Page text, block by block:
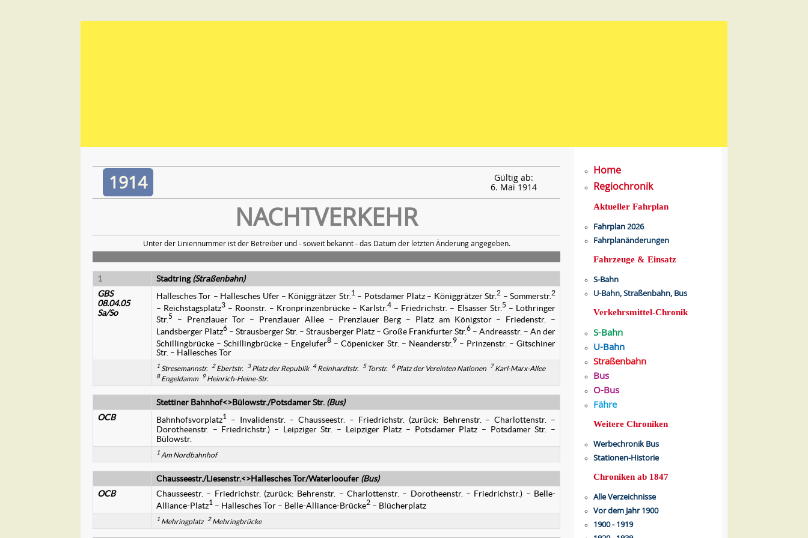
1914
Gültig ab:
6. Mai 1914
NACHTVERKEHR
Unter der Liniennummer ist der Betreiber und - soweit bekannt - das Datum der letzten Änderung angegeben.
1 Stadtring(Straßenbahn)
GBS
08.04.05
Sa/So
Hallesches Tor – Hallesches Ufer – Königgrätzer Str. 1– Potsdamer Platz – Königgrätzer Str.2 – Sommerstr.2
– Reichstagsplatz3 – Roonstr. – Kronprinzenbrücke – Karlstr.4 – Friedrichstr. – Elsasser Str. 5 – Lothringer
Str. 5
– Prenzlauer Tor – Prenzlauer Allee – Prenzlauer Berg – Platz am Königstor – Friedenstr. –
Landsberger Platz6 – Strausberger Str. – Strausberger Platz – Große Frankfurter Str.6 – Andreasstr. – An der
Schillingbrücke – Schillingbrücke – Engelufer8 – Cöpenicker Str. – Neanderstr. 9– Prinzenstr. – Gitschiner
Str. – Hallesches Tor
1Stresemannstr. 2Ebertstr. 3Platz der Republik 4 Reinhardtstr. 5 Torstr. 6 Platz der Vereinten Nationen 7 Karl-Marx-Allee
8 Engeldamm 9Heinrich-Heine-Str.
Stettiner Bahnhof<>Bülowstr./Potsdamer Str. (Bus)
OCB
Bahnhofsvorplatz1
– Invalidenstr. – Chausseestr. – Friedrichstr. (zurück: Behrenstr. – Charlottenstr. –
Dorotheenstr. – Friedrichstr.) – Leipziger Str. – Leipziger Platz – Potsdamer Platz – Potsdamer Str. –
Bülowstr.
1 Am Nordbahnhof
Chausseestr./Liesenstr.<>Hallesches Tor/Waterlooufer (Bus)
OCB
Chausseestr. – Friedrichstr. (zurück: Behrenstr. – Charlottenstr. – Dorotheenstr. – Friedrichstr.) – Belle-
Alliance-Platz1 – Hallesches Tor – Belle-Alliance-Brücke2 – Blücherplatz
1 Mehringplatz 2Mehringbrücke
Home
Regiochronik
Aktueller Fahrplan
Fahrplan 2026
Fahrplanänderungen
Fahrzeuge & Einsatz
S-Bahn
U-Bahn, Straßenbahn, Bus
Verkehrsmittel-Chronik
S-Bahn
U-Bahn
Straßenbahn
Bus
O-Bus
Fähre
Weitere Chroniken
Werbechronik Bus
Stationen-Historie
Chroniken ab 1847
Alle Verzeichnisse
Vor dem Jahr 1900
1900 - 1919